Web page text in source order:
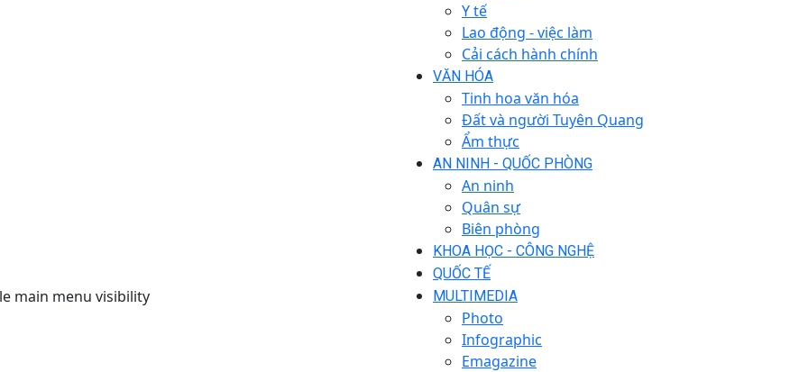
main menu visibility
Y tế
Lao động - việc làm
Cải cách hành chính
VĂN HÓA
Tinh hoa văn hóa
Đất và người Tuyên Quang
Ẩm thực
AN NINH - QUỐC PHÒNG
An ninh
Quân sự
Biên phòng
KHOA HỌC - CÔNG NGHỆ
QUỐC TẾ
MULTIMEDIA
Photo
Infographic
Emagazine